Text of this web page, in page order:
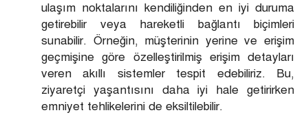
ulaşım noktalarını kendiliğinden en iyi duruma
getirebilir veya hareketli bağlantı biçimleri
sunabilir. Örneğin, müşterinin yerine ve erişim
geçmişine göre özelleştirilmiş erişim detayları
veren akıllı sistemler tespit edebiliriz. Bu,
ziyaretçi yaşantısını daha iyi hale getirirken
emniyet tehlikelerini de eksiltilebilir.